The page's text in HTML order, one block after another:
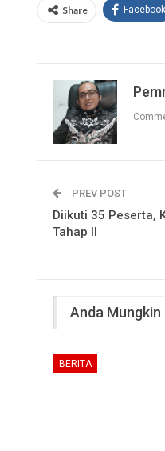
Share Facebook
PREV POST
Diikuti 35 Peserta,
Tahap II
Anda
BERITA